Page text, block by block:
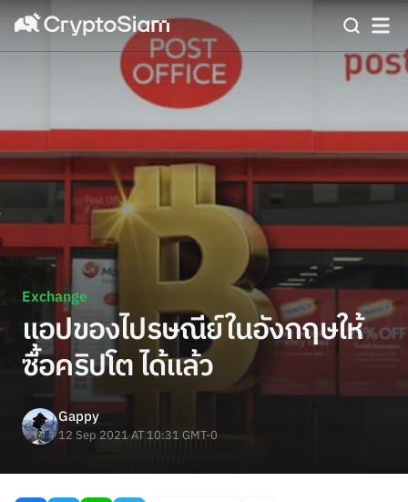
Exchange
แอปของไปรษณีย์ในอังกฤษให้
ซื้อคริปโต ได้แล้ว
Gappy
12 Sep 2021 AT 10:31 GMT-0